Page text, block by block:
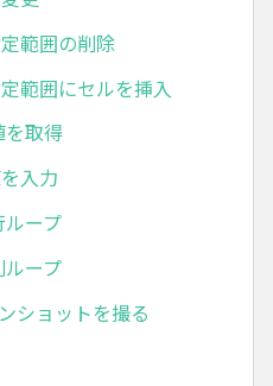
範囲の削除
範囲にセルを挿入
を取得
入力
ープ
ープ
ショットを撮る